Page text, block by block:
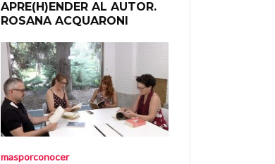
APRE(H)ENDER AL AUTOR.
ROSANA ACQUARONI
masporconocer